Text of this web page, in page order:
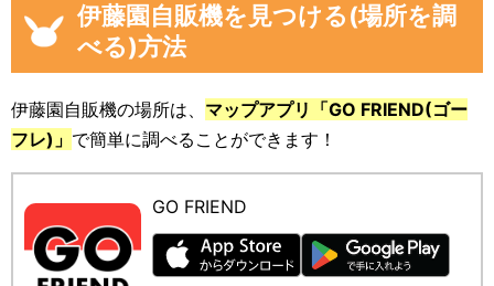
伊藤園自販機を見つける(場所を調
べる)方法
伊藤園自販機の場所は、 マップアプリ「GO FRIEND(ゴー
フレ)」 で簡単に調べることができます！
GO FRIEND